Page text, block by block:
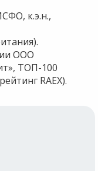
к.э.н.,
ООО
ТОП-100
RAEX).